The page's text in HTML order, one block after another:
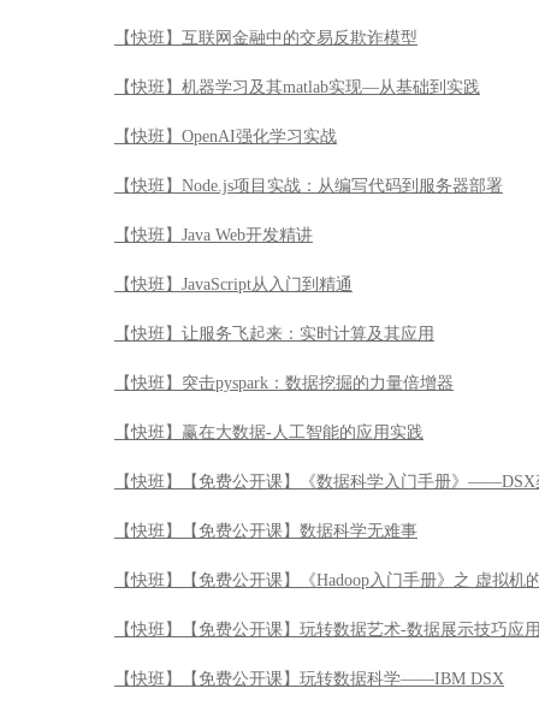
【快班】互联网金融中的交易反欺诈模型
【快班】机器学习及其matlab实现—从基础到实践
【快班】OpenAI强化学习实战
【快班】Node.js项目实战：从编写代码到服务器部署
【快班】Java Web开发精讲
【快班】JavaScript从入门到精通
【快班】让服务飞起来：实时计算及其应用
【快班】突击pyspark：数据挖掘的力量倍增器
【快班】赢在大数据-人工智能的应用实践
【快班】【免费公开课】《数据科学入门手册》
【快班】【免费公开课】数据科学无难事
【快班】【免费公开课】《Hadoop入门手册》之 虚拟机
【快班】【免费公开课】玩转数据艺术-数据展示技巧应
【快班】【免费公开课】玩转数据科学——IBM DSX